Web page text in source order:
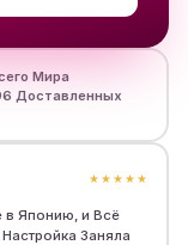
Мира
Доставленных
★★★★★
в Японию, и Всё
Заняла